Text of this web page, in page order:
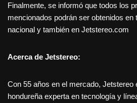
Finalmente, se informó que todos los
mencionados podrán ser obtenidos en
nacional y también en Jetstereo.com
Acerca de Jetstereo:
Con 55 años en el mercado, Jetstereo
hondureña experta en tecnología y